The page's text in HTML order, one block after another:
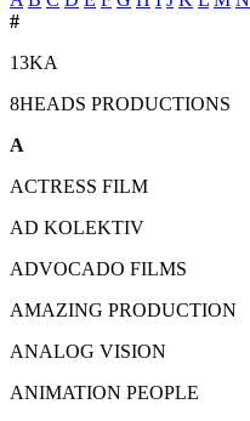
#
13KA
8HEADS PRODUCTIONS
A
ACTRESS FILM
AD KOLEKTIV
ADVOCADO FILMS
AMAZING PRODUCTION
ANALOG VISION
ANIMATION PEOPLE